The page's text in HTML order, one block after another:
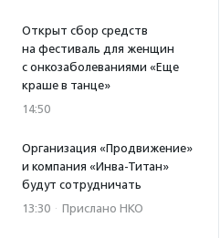
Открыт сбор средств
на фестиваль для женщин
с онкозаболеваниями «Еще
краше в танце»
14:50
Организация «Продвижение»
и компания «Инва-Титан»
будут сотрудничать
13:30 · Прислано НКО